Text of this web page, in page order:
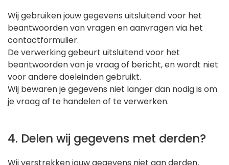
Wij gebruiken jouw gegevens uitsluitend voor het
beantwoorden van vragen en aanvragen via het
contactformulier.
De verwerking gebeurt uitsluitend voor het
beantwoorden van je vraag of bericht, en wordt niet
voor andere doeleinden gebruikt.
Wij bewaren je gegevens niet langer dan nodig is om
je vraag af te handelen of te verwerken.
4. Delen wij gegevens met derden?
Wij verstrekken jouw gegevens niet aan derden,